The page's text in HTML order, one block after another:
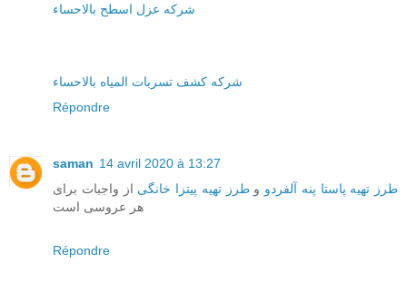
شركه عزل اسطح بالاحساء
شركه كشف تسربات المياه بالاحساء
Répondre
saman 14 avril 2020 à 13:27
طرز تهیه پاستا پنه آلفردو وطرز تهیه پیتزا خانگی از واجبات برای
هر عروسی است
Répondre